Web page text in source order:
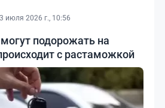
3 июля 2026 г., 10:56
подорожать на
с растаможкой